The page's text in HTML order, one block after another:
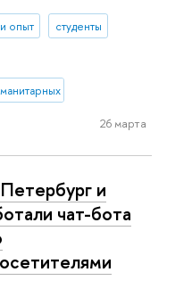
опыт студенты
наук и искусств
26 марта
и
чат-бота